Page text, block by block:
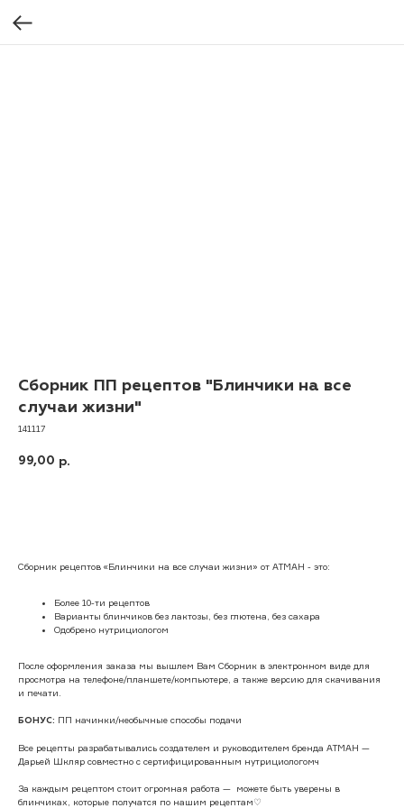
Сборник ПП рецептов "Блинчики на все
случаи жизни"
141117
99,00 р.
Сборник рецептов «Блинчики на все случаи жизни» от АТМАН - это:
Более 10-ти рецептов
Варианты блинчиков без лактозы, без глютена, без сахара
Одобрено нутрициологом
После оформления заказа мы вышлем Вам Сборник в электронном виде для
просмотра на телефоне/планшете/компьютере, а также версию для скачивания
и печати.
БОНУС: ПП начинки/необычные способы подачи
Все рецепты разрабатывались создателем и руководителем бренда АТМАН —
Дарьей Шкляр совместно с сертифицированным нутрициологомч
За каждым рецептом стоит огромная работа — можете быть уверены в
блинчиках, которые получатся по нашим рецептам♡